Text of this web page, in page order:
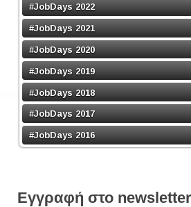
#JobDays 2022
#JobDays 2021
#JobDays 2020
#JobDays 2019
#JobDays 2018
#JobDays 2017
#JobDays 2016
Εγγραφή στο newsletter